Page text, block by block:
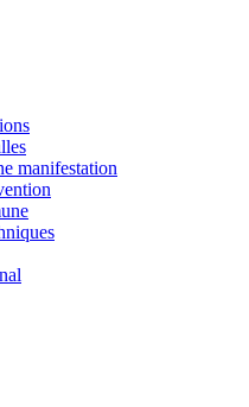
manifestation